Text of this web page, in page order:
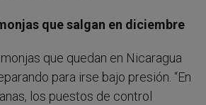
que salgan en diciembre
que quedan en Nicaragua
para irse bajo presión. “En
los puestos de control